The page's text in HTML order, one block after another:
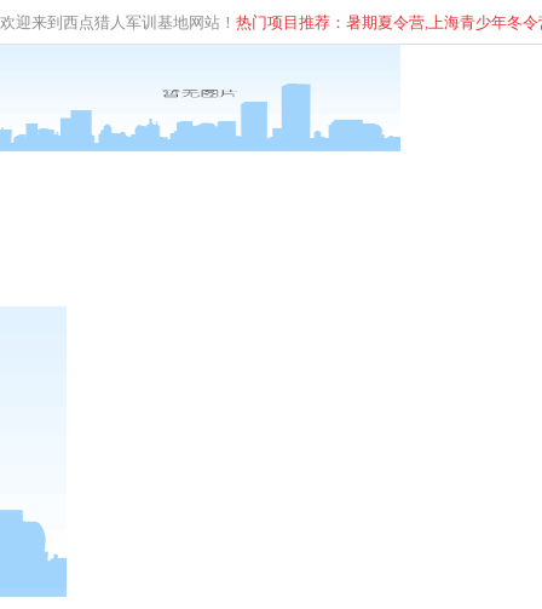
欢迎来到西点猎人军训基地网站！ 热门项目推荐：暑期夏令营,上海青少年冬令